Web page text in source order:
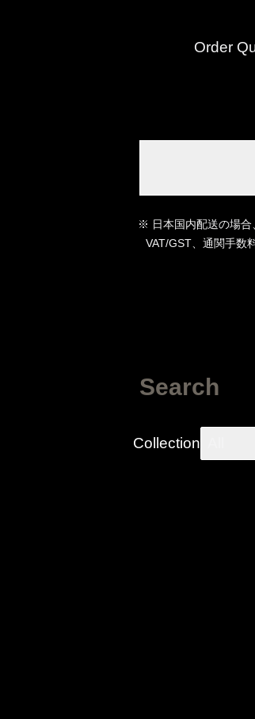
Order
※ 日本国内配送の場合
VAT/GST、通関手数
Search
Collection